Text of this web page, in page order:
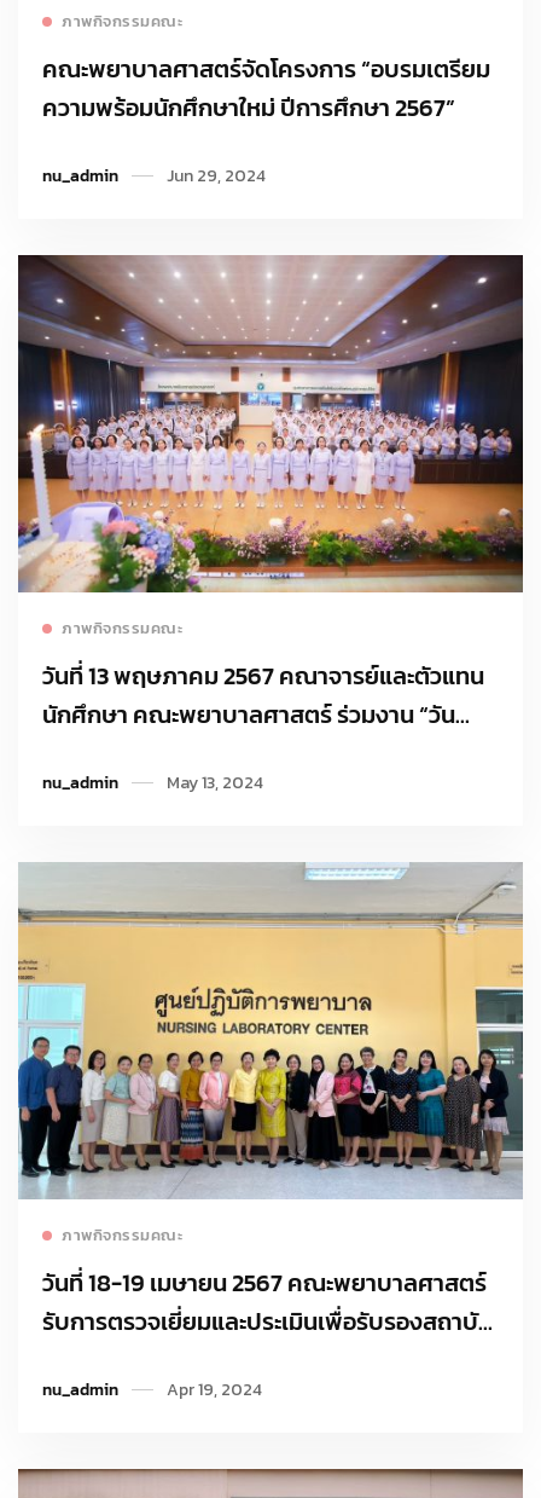
ภาพกิจกรรมคณะ
คณะพยาบาลศาสตร์จัดโครงการ “อบรมเตรียม
ความพร้อมนักศึกษาใหม่ ปีการศึกษา 2567”
nu_admin Jun 29, 2024
ภาพกิจกรรมคณะ
วันที่ 13 พฤษภาคม 2567 คณาจารย์และตัวแทน
นักศึกษา คณะพยาบาลศาสตร์ ร่วมงาน “วัน
นุเคราะห์
nu_admin May 13, 2024
ภาพกิจกรรมคณะ
วันที่ 18-19 เมษายน 2567 คณะพยาบาลศาสตร์
รับการตรวจเยี่ยมและประเมินเพื่อรับรองสถาบัน
ประเทศไทย
nu_admin Apr 19, 2024